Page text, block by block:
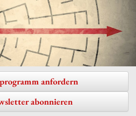
anfordern
abonnieren